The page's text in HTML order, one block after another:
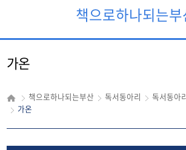
책으로하나되는부
가온
책으로하나되는부산 독서동아리
독서동아
가온